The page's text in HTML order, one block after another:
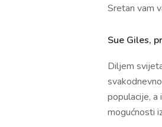
Sretan vam
Sue Giles,
Diljem
populacije, a
mogućnosti